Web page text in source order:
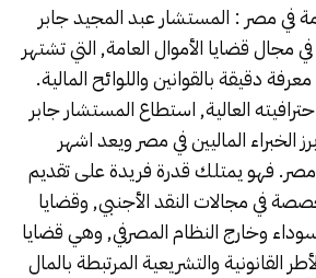
في مصر : المستشار عبد المجيد جابر
في مجال قضايا الأموال العامة, التي تشتهر
دقيقة بالقوانين واللوائح المالية.
العالية, استطاع المستشار جابر
الماليين في مصر ويعد اشهر
فهو يمتلك قدرة فريدة على تقديم
في مجالات النقد الأجنبي, وقضايا
وخارج النظام المصرفي, وهي قضايا
القانونية والتشريعية المرتبطة بالمال